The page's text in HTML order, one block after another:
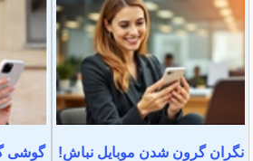
نگران گرون شدن موبایل نباش!
گوشی